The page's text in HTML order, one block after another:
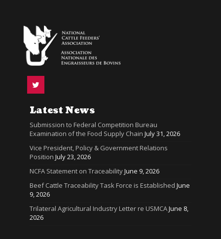
Latest News
Submission to Federal Competition Bureau
Examination of the Food Supply Chain July 31, 2026
Vice President, Policy & Government Relations
Position July 23, 2026
NCFA Statement on TraceabilityJune 9, 2026
Beef Cattle Traceability Task Force is Established June
9, 2026
Trilateral Agricultural Industry Letter re USMCAJune 8,
2026